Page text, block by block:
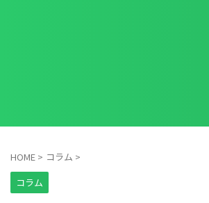
HOME > コラム >
コラム